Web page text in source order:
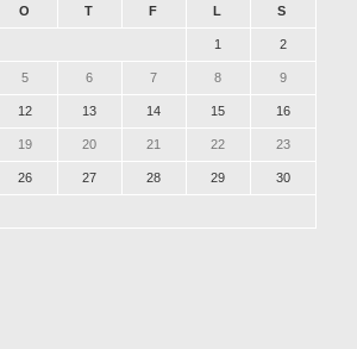
O T F L S
1 2
5 6 7 8 9
12 13 14 15 16
19 20 21 22 23
26 27 28 29 30